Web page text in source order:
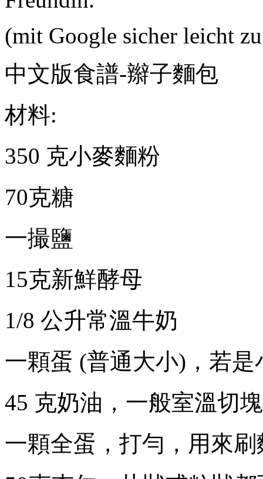
(mit Google sicher leicht
中文版食譜-辮子麵包
材料:
350 克小麥麵粉
70克糖
一撮鹽
15克新鮮酵母
1/8 公升常溫牛奶
一顆蛋 (普通大小) ，若
45 克奶油，一般室溫切塊
一顆全蛋，打勻 ，用來